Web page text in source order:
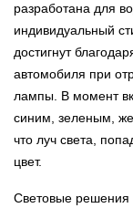
разработана для
индивидуальный
достигнут
автомобиля при
лампы. В момент
синим, зеленым,
что луч света,
цвет.
Световые решения